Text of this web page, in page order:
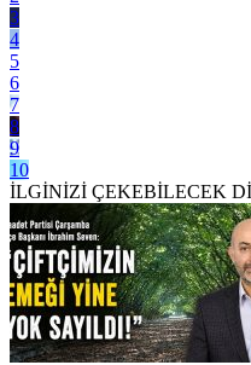
3
4
5
6
7
8
9
10
İLGİNİZİ ÇEKEBİLECEK